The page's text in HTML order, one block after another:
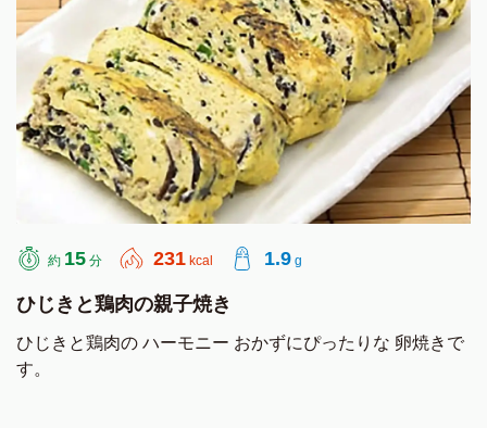
約 15 分 231 kcal 1.9 g
ひじきと鶏肉の親子焼き
ひじきと鶏肉の ハーモニー おかずにぴったりな 卵焼きで
す。